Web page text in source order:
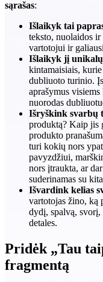
sąrašas:
Išlaikyk tai
teksto, nuolaidos
vartotojui ir
Išlaikyk jį unikalų
kintamaisiais,
dubliuoto turinio.
aprašymus
nuorodas
Išryškink svarbų
produktą? Kaip jis
produkto
turi kokių nors
pavyzdžiui,
nors įtraukta, ar
suderinamas su
Išvardink kelias
vartotojas žino, ką
dydį, spalvą,
detales.
Pridėk „Tau
fragmentą